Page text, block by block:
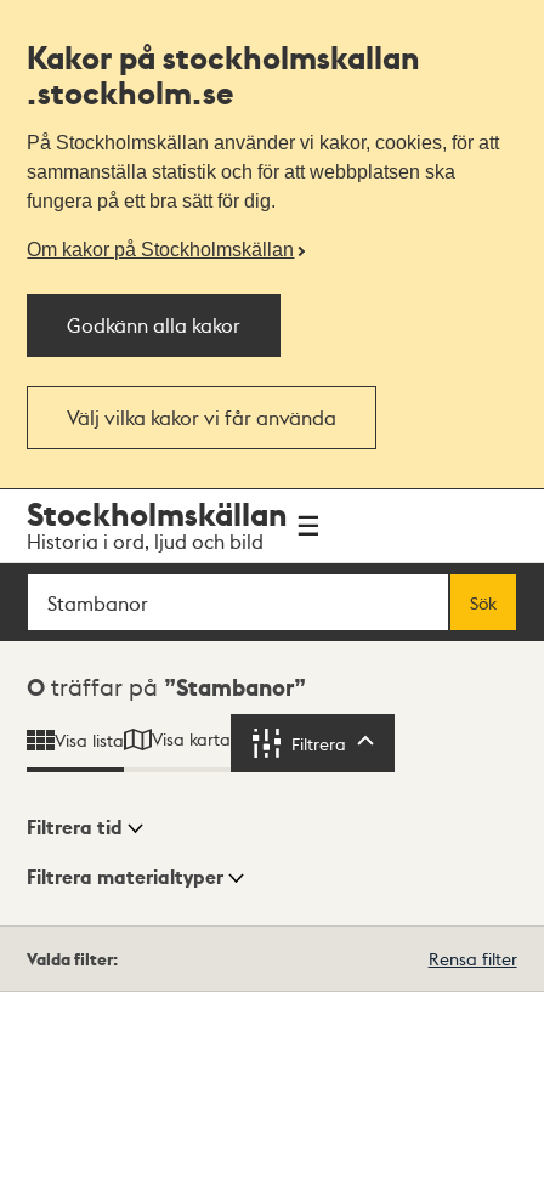
Kakor på stockholmskallan
.stockholm.se
På Stockholmskällan använder vi kakor, cookies, för att
sammanställa statistik och för att webbplatsen ska
fungera på ett bra sätt för dig.
Om kakor på Stockholmskällan
Godkänn alla kakor
Välj vilka kakor vi får använda
navigationen
huvudinnehållet
Stockholmskällan
Historia i ord, ljud och bild
Sök
Sök
Sökresultat
0 träffar på Stambanor
Visa lista Visa karta Filtrera
Visningsläge
Filtrera tid
Filtrera materialtyper
träffar
Valda filter: Rensa filter